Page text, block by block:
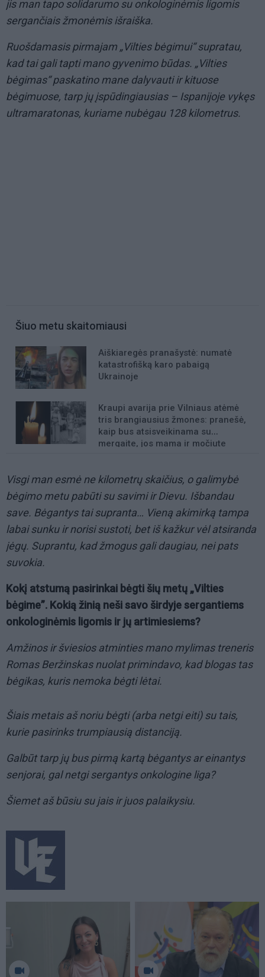
jis man tapo solidarumo su onkologinėmis ligomis
sergančiais žmonėmis išraiška.
Ruošdamasis pirmajam „Vilties bėgimui“ supratau,
kad tai gali tapti mano gyvenimo būdas. „Vilties
bėgimas“ paskatino mane dalyvauti ir kituose
bėgimuose, tarp jų įspūdingiausias – Ispanijoje vykęs
ultramaratonas, kuriame nubėgau 128 kilometrus.
Šiuo metu skaitomiausi
Aiškiaregės pranašystė: numatė
katastrofišką karo pabaigą
Ukrainoje
Kraupi avarija prie Vilniaus atėmė
tris brangiausius žmones: pranešė,
kaip bus atsisveikinama su
mergaite, jos mama ir močiute
Visgi man esmė ne kilometrų skaičius, o galimybė
bėgimo metu pabūti su savimi ir Dievu. Išbandau
save. Bėgantys tai supranta… Vieną akimirką tampa
labai sunku ir norisi sustoti, bet iš kažkur vėl atsiranda
jėgų. Suprantu, kad žmogus gali daugiau, nei pats
suvokia.
Kokį atstumą pasirinkai bėgti šių metų „Vilties
bėgime”. Kokią žinią neši savo širdyje sergantiems
onkologinėmis ligomis ir jų artimiesiems?
Amžinos ir šviesios atminties mano mylimas treneris
Romas Beržinskas nuolat primindavo, kad blogas tas
bėgikas, kuris nemoka bėgti lėtai.
Šiais metais aš noriu bėgti (arba netgi eiti) su tais,
kurie pasirinks trumpiausią distanciją.
Galbūt tarp jų bus pirmą kartą bėgantys ar einantys
senjorai, gal netgi sergantys onkologine liga?
Šiemet aš būsiu su jais ir juos palaikysiu.